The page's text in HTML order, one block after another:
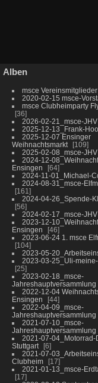
Alben
msce Vereinsmitglieder
2020-02-15 msce-
msce Clubheimparty
36
2026-02-21_msce-JHV
2025-12-13_Frank-
2025-12-07 Ensinger
Weihnachtsmarkt
109
2025-02-08_msce-JHV
2024-12-
Ensingen
64
2024-11-01_Michael-
2024-08-31_msce-
161
2024-04-26_Spende-
56
2024-02-17_msce-JHV
2023-12-
Ensingen
46
2023-06-24 1. msce
104
2023-05-
2023-03-25_Uli-
25
2023-02-18_msce-
Jahreshauptversammlung
2022-12-04
Ensingen
44
2022-04-09_msce-
Jahreshauptversammlung
2021-07-10_msce-
Jahreshauptversammlung
2021-07-04_Motorrad-
Stuttgart
6
2021-07-
Clubheim
17
2021-01-13_msce-
17